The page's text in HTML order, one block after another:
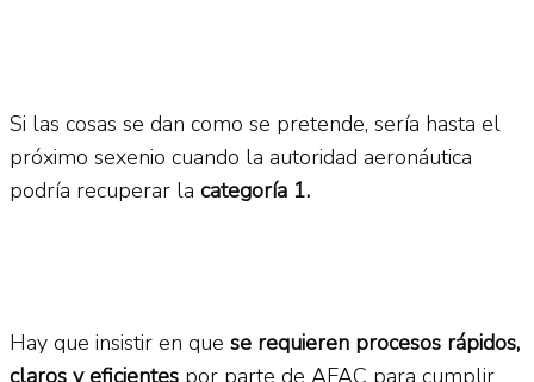
Si las cosas se dan como se pretende, sería hasta el
próximo sexenio cuando la autoridad aeronáutica
podría recuperar la categoría 1.
Hay que insistir en que se requieren procesos rápidos,
claros y eficientes por parte de AFAC para cumplir